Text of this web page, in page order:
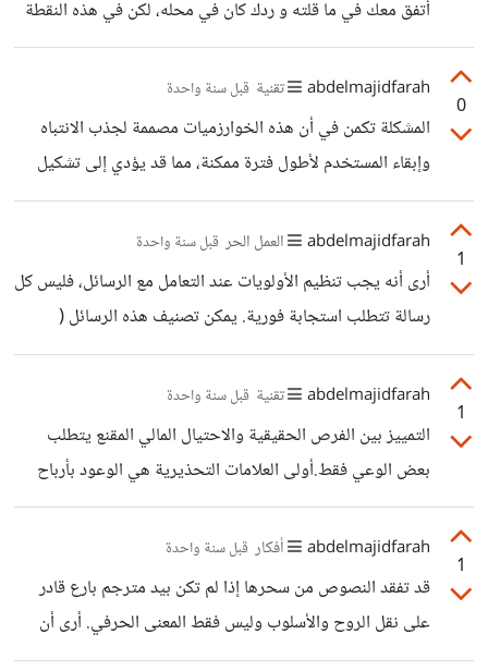
أتفق معك في ما قلته و ردك كان في محله، لكن في هذه النقطة
الحقيقة أننا نستهلك فقط ما تعتقد المنصة أنه يناسبنا، وليس
بالضرورة ما نحتاجه فعليا خاصة في الريلز والفيديوهات
العشوائية التي يختارها الذكاء
الاصطناعي"Recommendation systems". لذا، لا
نستطيع القول إن فوائد تلك الخوارزميات تفوق سلبياتها، فذلك
تركناها توجهنا دون وعي، فقد تصبح وسيلة للتحكم في
اهتماماتنا وتشتيتنا ذهنيا.
0
abdelmajidfarah تقنية قبل سنة واحدة
المشكلة تكمن في أن هذه الخوارزميات مصممة لجذب الانتباه
وإبقاء المستخدم لأطول فترة ممكنة، مما قد يؤدي إلى تشكيل
فقاعات فكرية وتعزيز الإدمان الرقمي دون وعي. كما أن الكثيرلا
يدركون كيف تؤثر هذه التوصيات على قراراتهم وسلوكهم بمرور
الوقت. هل فهمتي المقصود الآن؟
1
abdelmajidfarah العمل الحر قبل سنة واحدة
أرى أنه يجب تنظيم الأولويات عند التعامل مع الرسائل، فليس كل
رسالة تتطلب استجابة فورية. يمكن تصنيف هذه الرسائل (
عاجلة، مهمة ولكن غير مستعجلة، وأخرى يمكن تأجيلها). من
المهم أيضا تحديد أوقات خلال اليوم للرد على الرسائل لتقليل
التشتت وزيادة الإنتاجية،.كما يمكن استخدام الردود التلقائية أو
الإشعارات الذكية للتخفيف من الضغط والحفاظ على التوازن بين
العمل والحياة الشخصية.
1
abdelmajidfarah تقنية قبل سنة واحدة
التمييز بين الفرص الحقيقية والاحتيال المالي المقنع يتطلب
بعض الوعي فقط.أولى العلامات التحذيرية هي الوعود بأرباح
ضخمة وسريعة دون مجهود، فكل نموذج عمل حقيقي يعتمد على
الأنظمة التي تعتمد على جذب المزيد من المشتركين لزيادة
الأرباح غالبا ما تكون مخططات احتيالية مثل التسويق الهرمي،
حيث يتم دفع الأموال للمستخدمين القدامى من إيداعات
1
abdelmajidfarah أفكار قبل سنة واحدة
قد تفقد النصوص من سحرها إذا لم تكن بيد مترجم بارع قادر
على نقل الروح والأسلوب وليس فقط المعنى الحرفي. أرى أن
الأعمال الأدبية التي تعتمد على اللغة بحد ذاتها كأداة تعبير، مثل